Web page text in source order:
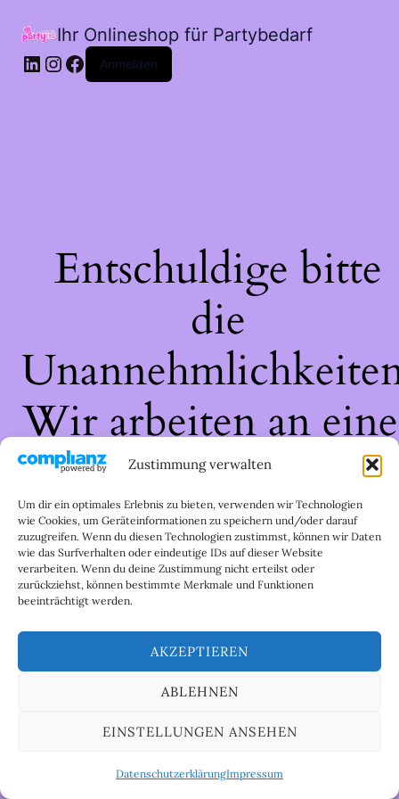
Zustimmung verwalten
Um dir ein optimales Erlebnis zu bieten, verwenden wir Technologien
wie Cookies, um Geräteinformationen zu speichern und/oder darauf
zuzugreifen. Wenn du diesen Technologien zustimmst, können wir Daten
wie das Surfverhalten oder eindeutige IDs auf dieser Website
verarbeiten. Wenn du deine Zustimmung nicht erteilst oder
zurückziehst, können bestimmte Merkmale und Funktionen
beeinträchtigt werden.
AKZEPTIEREN
ABLEHNEN
EINSTELLUNGEN ANSEHEN
DatenschutzerklärungImpressum
Ihr Onlineshop für Partybedarf
LinkedIn
Instagram
Facebook
Anmelden
Entschuldige bitte
die
Wir arbeiten an
großartigen Sache
schau bald wieder
vorbei!